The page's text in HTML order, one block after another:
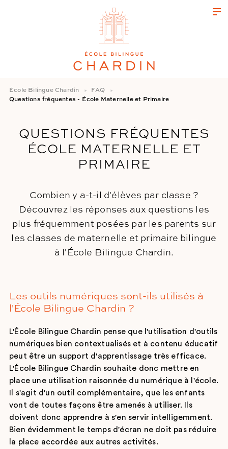
École Bilingue Chardin
FAQ
Questions fréquentes - École Maternelle et Primaire
QUESTIONS FRÉQUENTES
ÉCOLE MATERNELLE ET
PRIMAIRE
Combien y a-t-il d'élèves par classe ?
Découvrez les réponses aux questions les
plus fréquemment posées par les parents sur
les classes de maternelle et primaire bilingue
à l'École Bilingue Chardin.
Les outils numériques sont-ils utilisés à
l'École Bilingue Chardin ?
L'École Bilingue Chardin pense que l'utilisation d'outils
numériques bien contextualisés et à contenu éducatif
peut être un support d'apprentissage très efficace.
L'École Bilingue Chardin souhaite donc mettre en
place une utilisation raisonnée du numérique à l'école.
Il s'agit d'un outil complémentaire, que les enfants
vont de toutes façons être amenés à utiliser. Ils
doivent donc apprendre à s'en servir intelligemment.
Bien évidemment le temps d'écran ne doit pas réduire
la place accordée aux autres activités.